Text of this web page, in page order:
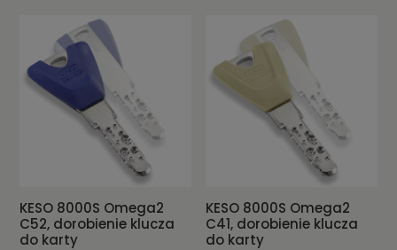
KESO 8000S Omega2
C52, dorobienie klucza
do karty
KESO 8000S Omega2
C41, dorobienie klucza
do karty